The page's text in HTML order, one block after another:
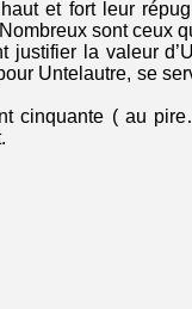
et fort leur
sont ceux
justifier la valeur
Untelautre, se
cinquante ( au